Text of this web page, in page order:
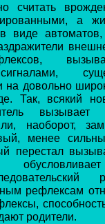
считать
а
виде
довольно
Так, всякий
вызывает
наоборот,
менее
перестал
рефлексам
родители.